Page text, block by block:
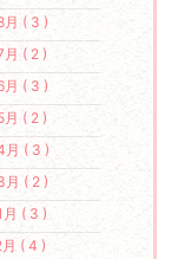
( 3 )
( 2 )
( 3 )
( 2 )
( 3 )
( 2 )
( 3 )
( 4 )